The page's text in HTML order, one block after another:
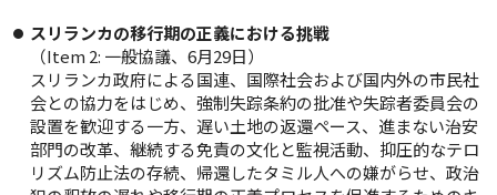
スリランカの移行期の正義における挑戦
（Item 2: 一般協議、6月29日）
スリランカ政府による国連、国際社会および国内外の市民社
会との協力をはじめ、強制失踪条約の批准や失踪者委員会の
設置を歓迎する一方、遅い土地の返還ペース、進まない治安
部門の改革、継続する免責の文化と監視活動、抑圧的なテロ
リズム防止法の存続、帰還したタミル人への嫌がらせ、政治